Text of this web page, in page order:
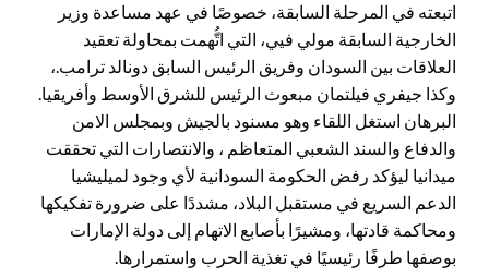
اتبعته في المرحلة السابقة، خصوصًا في عهد مساعدة وزير
الخارجية السابقة مولي فيي، التي اتُّهمت بمحاولة تعقيد
العلاقات بين السودان وفريق الرئيس السابق دونالد ترامب.،
وكذا جيفري فيلتمان مبعوث الرئيس للشرق الأوسط وأفريقيا.
البرهان استغل اللقاء وهو مسنود بالجيش وبمجلس الامن
والدفاع والسند الشعبي المتعاظم ، والانتصارات التي تحققت
ميدانيا ليؤكد رفض الحكومة السودانية لأي وجود لميليشيا
الدعم السريع في مستقبل البلاد، مشددًا على ضرورة تفكيكها
ومحاكمة قادتها، ومشيرًا بأصابع الاتهام إلى دولة الإمارات
بوصفها طرفًا رئيسيًا في تغذية الحرب واستمرارها.